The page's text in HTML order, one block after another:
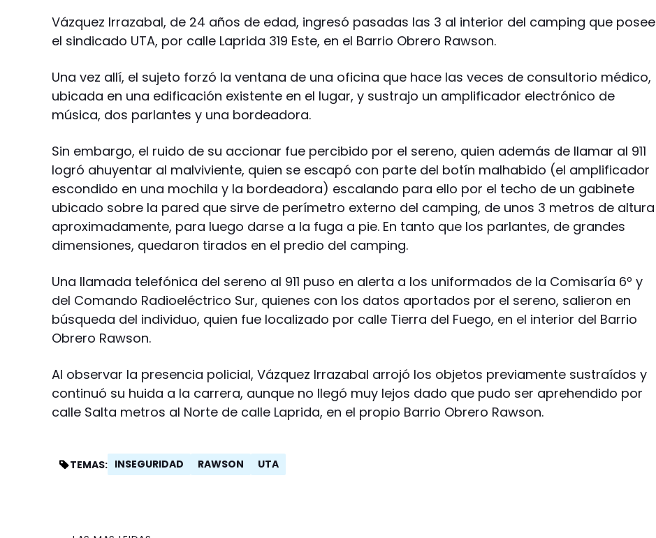
Vázquez Irrazabal, de 24 años de edad, ingresó pasadas las 3 al interior del camping que posee
el sindicado UTA, por calle Laprida 319 Este, en el Barrio Obrero Rawson.
Una vez allí, el sujeto forzó la ventana de una oficina que hace las veces de consultorio médico,
ubicada en una edificación existente en el lugar, y sustrajo un amplificador electrónico de
música, dos parlantes y una bordeadora.
Sin embargo, el ruido de su accionar fue percibido por el sereno, quien además de llamar al 911
logró ahuyentar al malviviente, quien se escapó con parte del botín malhabido (el amplificador
escondido en una mochila y la bordeadora) escalando para ello por el techo de un gabinete
ubicado sobre la pared que sirve de perímetro externo del camping, de unos 3 metros de altura
aproximadamente, para luego darse a la fuga a pie. En tanto que los parlantes, de grandes
dimensiones, quedaron tirados en el predio del camping.
Una llamada telefónica del sereno al 911 puso en alerta a los uniformados de la Comisaría 6º y
del Comando Radioeléctrico Sur, quienes con los datos aportados por el sereno, salieron en
búsqueda del individuo, quien fue localizado por calle Tierra del Fuego, en el interior del Barrio
Obrero Rawson.
Al observar la presencia policial, Vázquez Irrazabal arrojó los objetos previamente sustraídos y
continuó su huida a la carrera, aunque no llegó muy lejos dado que pudo ser aprehendido por
calle Salta metros al Norte de calle Laprida, en el propio Barrio Obrero Rawson.
TEMAS: INSEGURIDAD RAWSON UTA